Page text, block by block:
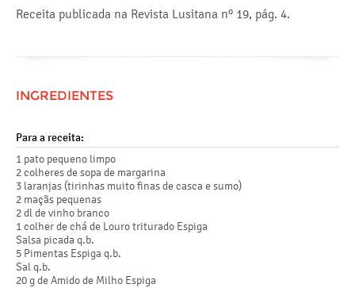
Receita publicada na Revista Lusitana nº 19, pág. 4.
INGREDIENTES
Para a receita:
1 pato pequeno limpo
2 colheres de sopa de margarina
3 laranjas (tirinhas muito finas de casca e sumo)
2 maçãs pequenas
2 dl de vinho branco
1 colher de chá de Louro triturado Espiga
Salsa picada q.b.
5 Pimentas Espiga q.b.
Sal q.b.
20 g de Amido de Milho Espiga